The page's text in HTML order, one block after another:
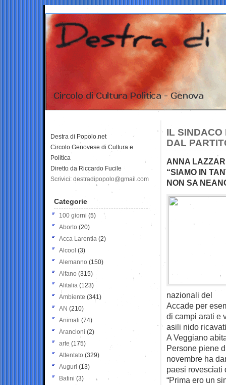
IL SINDACO
DAL
ANNA
“SIAMO IN
NON SA
nazionali del
Accade per
di campi arati e
asili nido
A Veggiano
Persone piene
novembre ha
paesi rovesciati
“Prima ero un
Destra di Popolo.net
Circolo Genovese di Cultura e
Politica
Diretto da Riccardo Fucile
Scrivici: destradipopolo@gmail.com
Categorie
100 giorni (5)
Aborto (20)
Acca Larentia (2)
Alcool (3)
Alemanno (150)
Alfano (315)
Alitalia (123)
Ambiente (341)
AN (210)
Animali (74)
Arancioni (2)
arte (175)
Attentato (329)
Auguri (13)
Batini (3)